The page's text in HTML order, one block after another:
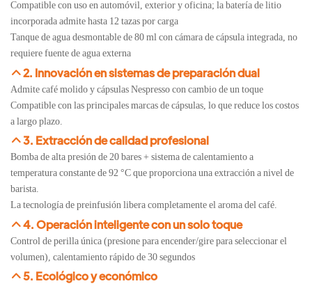
Compatible con uso en automóvil, exterior y oficina; la batería de litio
incorporada admite hasta 12 tazas por carga
Tanque de agua desmontable de 80 ml con cámara de cápsula integrada, no
requiere fuente de agua externa
2. Innovación en sistemas de preparación dual
Admite café molido y cápsulas Nespresso con cambio de un toque
Compatible con las principales marcas de cápsulas, lo que reduce los costos
a largo plazo.
3. Extracción de calidad profesional
Bomba de alta presión de 20 bares + sistema de calentamiento a
temperatura constante de 92 °C que proporciona una extracción a nivel de
barista.
La tecnología de preinfusión libera completamente el aroma del café.
4. Operación inteligente con un solo toque
Control de perilla única (presione para encender/gire para seleccionar el
volumen), calentamiento rápido de 30 segundos
5. Ecológico y económico